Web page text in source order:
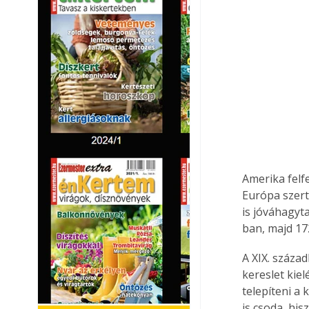
Amerika
Európa
is
ban, majd
A XIX.
kereslet
telepíteni a